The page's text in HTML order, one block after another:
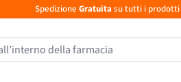
Spedizione Gratuita su tutti i prodotti
della farmacia